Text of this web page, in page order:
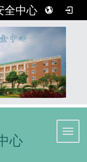
全中心
心